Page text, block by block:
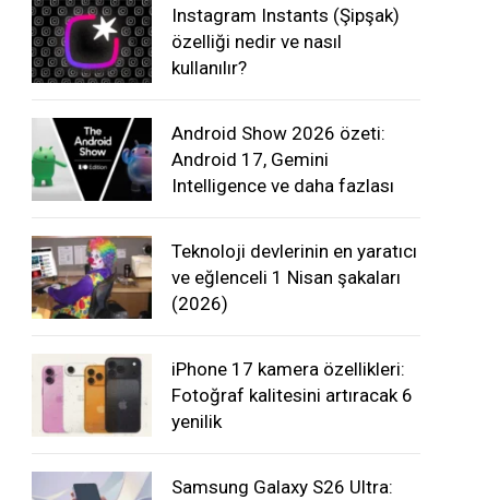
Instagram Instants (Şipşak)
özelliği nedir ve nasıl
kullanılır?
Android Show 2026 özeti:
Android 17, Gemini
Intelligence ve daha fazlası
Teknoloji devlerinin en yaratıcı
ve eğlenceli 1 Nisan şakaları
(2026)
iPhone 17 kamera özellikleri:
Fotoğraf kalitesini artıracak 6
yenilik
Samsung Galaxy S26 Ultra: